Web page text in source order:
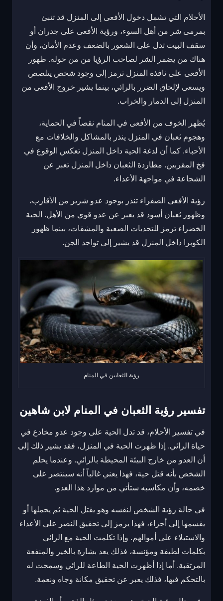
الأحلام التي تشمل دخول الأفعى إلى المنزل قد تنبئ
بمرمى شر من أهل السوء، ورؤية الأفعى على جدران أو
سقف البيت تدل على الشعور بالضعف وعدم الأمان، وأن
هناك من يضمر الشر لصاحب الرؤيا من من حوله. ظهور
الأفعى على نافذة المنزل ترمز إلى وجود شخص يتلصص
ويسعى لإلحاق الضرر بالرائي، بينما يشير خروج الأفعى من
المنزل إلى الدمار والخراب.
يُظهر الخوف من الأفعى في المنام نقصاً في الحماية،
وهجوم ثعبان في المنزل ينذر بالمشاكل والخلافات مع
الأحباء. كما أن لدغة الحية داخل المنزل تعكس الوقوع في
فخ المقربين. مطاردة الثعبان داخل المنزل تعبر عن
الشجاعة في مواجهة الأعداء.
رؤية الأفعى الصفراء تنذر بوجود عدو شرير من الأقارب،
وظهور ثعبان أسود قد يعبر عن عدو قوي من الأهل. الحية
الخضراء ترمز للتحديات الصعبة والمشقات، بينما ظهور
الكوبرا داخل المنزل قد يشير إلى تواجد الجن.
رؤية الثعابين في المنام
تفسير رؤية الثعبان في المنام لابن شاهين
في تفسير الأحلام، قد تدل الحية على وجود عدو مخادع في
حياة الرائي. إذا ظهرت الحية في المنزل، فقد يشير ذلك إلى
أن العدو من خارج البيئة المحيطة بالرائي. وعندما يحلم
الشخص بأنه قتل حية، فهذا يعني غالباً أنه سينتصر على
خصمه، وأن مكاسبه ستأتي من موارد هذا العدو.
في حالة رؤية الشخص لنفسه وهو يقتل الحية ثم يحملها أو
يقسمها إلى أجزاء، فهذا يرمز إلى تحقيق النصر على الأعداء
والاستيلاء على أموالهم. وإذا تكلمت الحية مع الرائي
بكلمات لطيفة ومؤنسة، فذلك يعد بشارة بالخير والمنفعة
المرتقبة. أما إذا أظهرت الحية الطاعة للرائي وسمحت له
بالتحكم فيها، فذلك يعبر عن تحقيق مكانة وجاه ونعمة.